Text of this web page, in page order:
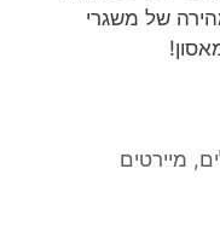
של משגרי
, מיירטים